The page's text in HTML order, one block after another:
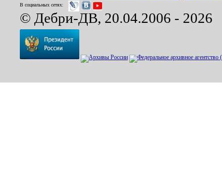
В социальных сетях:
© Дебри-ДВ, 20.04.2006 - 2026